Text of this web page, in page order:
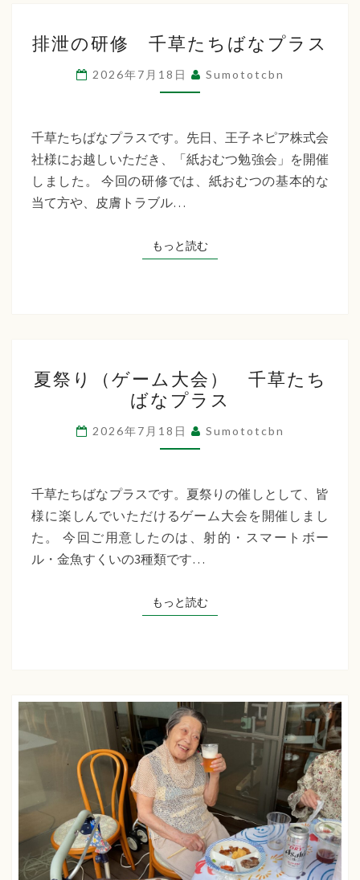
泄
の
研
千
草
た
な
排泄の研修 千草たちばなプラス
2026年7月18日 Sumototcbn
千草たちばなプラスです。先日、王子ネピア株式会
社様にお越しいただき、「紙おむつ勉強会」を開催
しました。 今回の研修では、紙おむつの基本的な
当て方や、皮膚トラブル…
もっと読むもっと読む
祭
り
（ゲ
ー
大
会）
千
草
ち
ス
夏祭り（ゲーム大会） 千草たち
ばなプラス
2026年7月18日 Sumototcbn
千草たちばなプラスです。夏祭りの催しとして、皆
様に楽しんでいただけるゲーム大会を開催しまし
た。 今回ご用意したのは、射的・スマートボー
ル・金魚すくいの3種類です…
もっと読むもっと読む